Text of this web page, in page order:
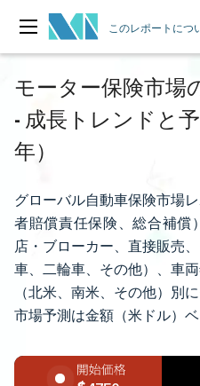
このレポートにつ
モーター保険市場
- 成長トレンドと
年）
グローバル自動車保険市場
者賠償責任保険、総合補償
店・ブローカー、直接販売
車、二輪車、その他）、車
（北米、南米、その他）別
市場予測は金額（米ドル）